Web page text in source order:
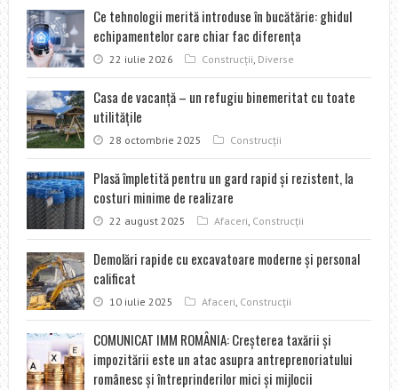
Ce tehnologii merită introduse în bucătărie: ghidul
echipamentelor care chiar fac diferența
22 iulie 2026 Construcţii, Diverse
Casa de vacanţă – un refugiu binemeritat cu toate
utilităţile
28 octombrie 2025 Construcţii
Plasă împletită pentru un gard rapid şi rezistent, la
costuri minime de realizare
22 august 2025 Afaceri, Construcţii
Demolări rapide cu excavatoare moderne şi personal
calificat
10 iulie 2025 Afaceri, Construcţii
COMUNICAT IMM ROMÂNIA: Creșterea taxării și
impozitării este un atac asupra antreprenoriatului
românesc și întreprinderilor mici și mijlocii